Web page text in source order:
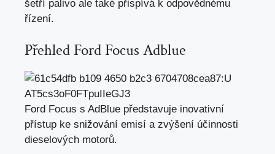
šetří palivo ale také přispívá k odpovědnému
řízení.
Přehled Ford Focus Adblue
Ford Focus s AdBlue představuje inovativní
přístup ke snižování emisí a zvýšení účinnosti
dieselových motorů.